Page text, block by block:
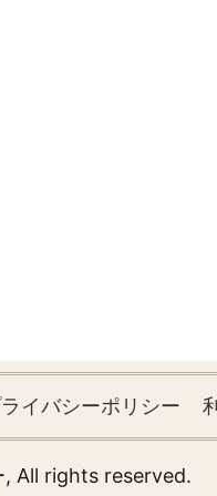
イバシーポリシー
All rights reserved.